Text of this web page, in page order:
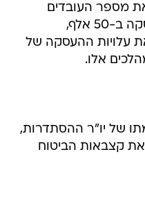
את מספר העובדים
שיעסיקו במהלך תקופת העסקה ב-50 אלף,
עלויות ההעסקה של
אלו.
של יו"ר ההסתדרות,
קצבאות הביטוח